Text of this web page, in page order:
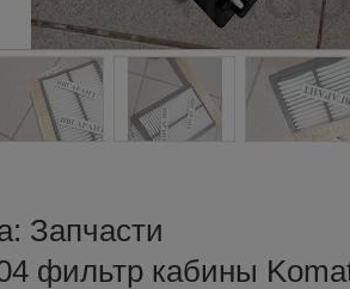
Запчасти
фильтр кабины